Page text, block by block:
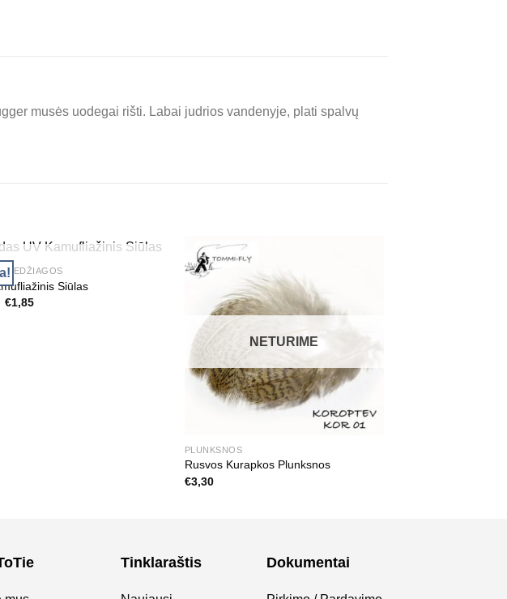
musės uodegai rišti. Labai judrios vandenyje, plati spalvų
NETURIME
MEDŽIAGOS
Siūlas
Original
€1,85Current
NETURIME
PLUNKSNOS
Rusvos Kurapkos Plunksnos
€3,30
Tinklaraštis Dokumentai